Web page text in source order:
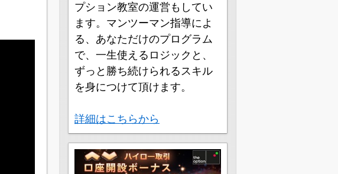
プション教室の運営もしてい
ます。マンツーマン指導によ
る、あなただけのプログラム
で、一生使えるロジックと、
ずっと勝ち続けられるスキル
を身につけて頂けます。
詳細はこちらから